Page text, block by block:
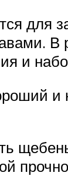
для
В
и
и